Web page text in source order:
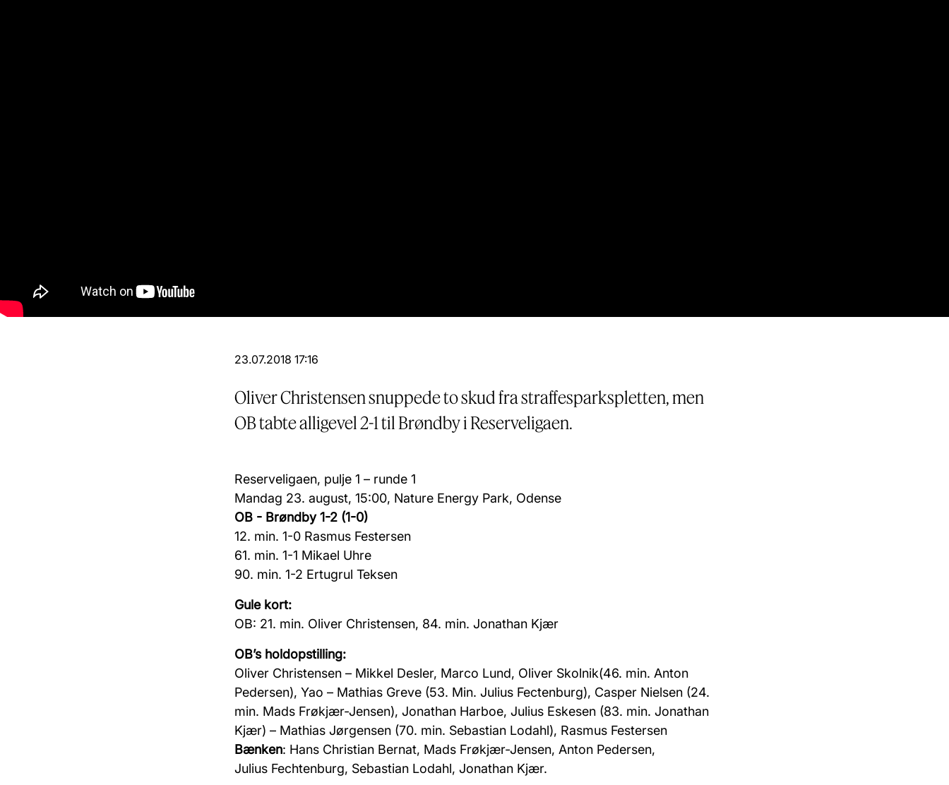
23.07.2018 17:16
Oliver Christensen snuppede to skud fra straffesparkspletten, men
OB tabte alligevel 2-1 til Brøndby i Reserveligaen.
Reserveligaen, pulje 1 – runde 1
Mandag 23. august, 15:00, Nature Energy Park, Odense
OB - Brøndby 1-2 (1-0)
12. min. 1-0 Rasmus Festersen
61. min. 1-1 Mikael Uhre
90. min. 1-2 Ertugrul Teksen
Gule kort:
OB: 21. min. Oliver Christensen, 84. min. Jonathan Kjær
OB’s holdopstilling:
Oliver Christensen – Mikkel Desler, Marco Lund, Oliver Skolnik(46. min. Anton
Pedersen), Yao – Mathias Greve (53. Min. Julius Fectenburg), Casper Nielsen (24.
min. Mads Frøkjær-Jensen), Jonathan Harboe, Julius Eskesen (83. min. Jonathan
Kjær) – Mathias Jørgensen (70. min. Sebastian Lodahl), Rasmus Festersen
Bænken: Hans Christian Bernat, Mads Frøkjær-Jensen, Anton Pedersen,
Julius Fechtenburg, Sebastian Lodahl, Jonathan Kjær.